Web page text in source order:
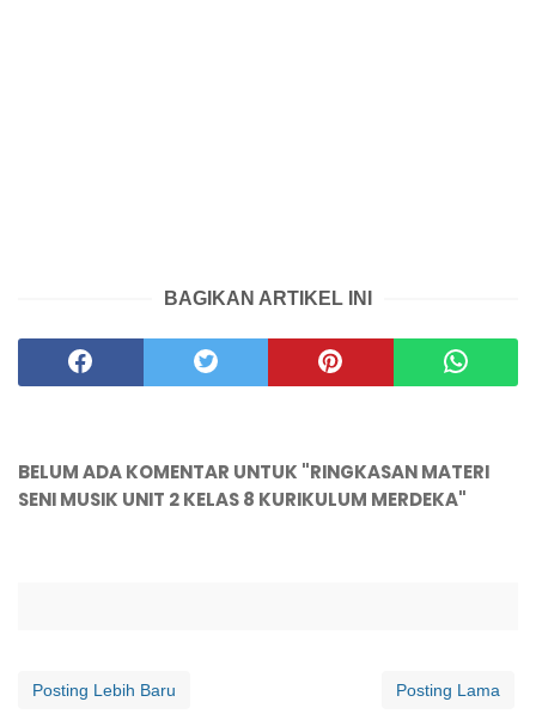
BAGIKAN ARTIKEL INI
BELUM ADA KOMENTAR UNTUK "RINGKASAN MATERI
SENI MUSIK UNIT 2 KELAS 8 KURIKULUM MERDEKA"
Posting Lebih Baru Posting Lama